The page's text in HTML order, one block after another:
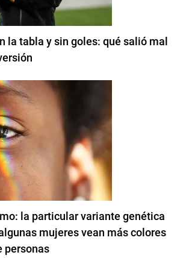
la tabla y sin goles: qué salió mal
la particular variante genética
mujeres vean más colores
personas